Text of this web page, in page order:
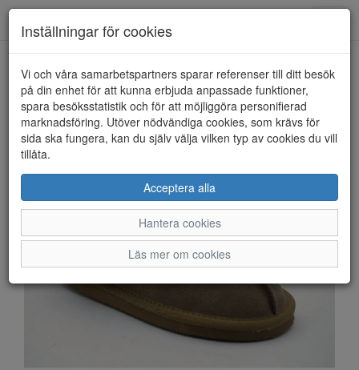
HEM RUGGED GEAR
Inställningar för cookies
Vi och våra samarbetspartners sparar referenser till ditt besök
på din enhet för att kunna erbjuda anpassade funktioner,
spara besöksstatistik och för att möjliggöra personifierad
marknadsföring. Utöver nödvändiga cookies, som krävs för
sida ska fungera, kan du själv välja vilken typ av cookies du vill
tillåta.
Acceptera alla
Hantera cookies
Läs mer om cookies